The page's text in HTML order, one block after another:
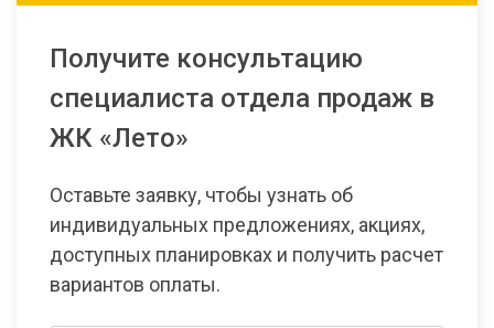
Получите консультацию
специалиста отдела продаж в
ЖК «Лето»
Оставьте заявку, чтобы узнать об
индивидуальных предложениях, акциях,
доступных планировках и получить расчет
вариантов оплаты.